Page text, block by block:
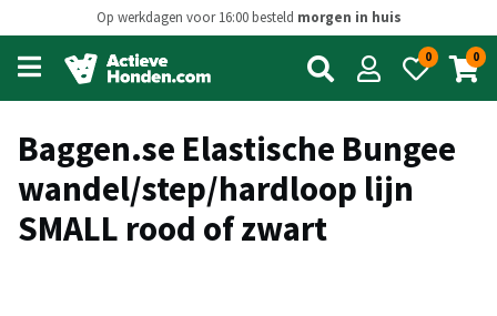
Op werkdagen voor 16:00 besteld morgen in huis
Open
main
menu
0 0
Baggen.se Elastische Bungee
wandel/step/hardloop lijn
SMALL rood of zwart